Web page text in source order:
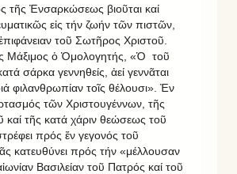
τῆς Ἐνσαρκώσεως βιοῦται καί
εἰς τήν ζωήν τῶν πιστῶν,
τοῦ Σωτῆρος Χριστοῦ.
Μάξιμος ὁ Ὁμολογητής, «Ὁ τοῦ
σάρκα γεννηθείς, ἀεί γεννᾶται
φιλανθρωπίαν τοῖς θέλουσι». Ἐν
τῶν Χριστουγέννων, τῆς
τῆς κατά χάριν θεώσεως τοῦ
πρός ἕν γεγονός τοῦ
κατευθύνει πρός τήν «μέλλουσαν
Βασιλείαν τοῦ Πατρός καί τοῦ